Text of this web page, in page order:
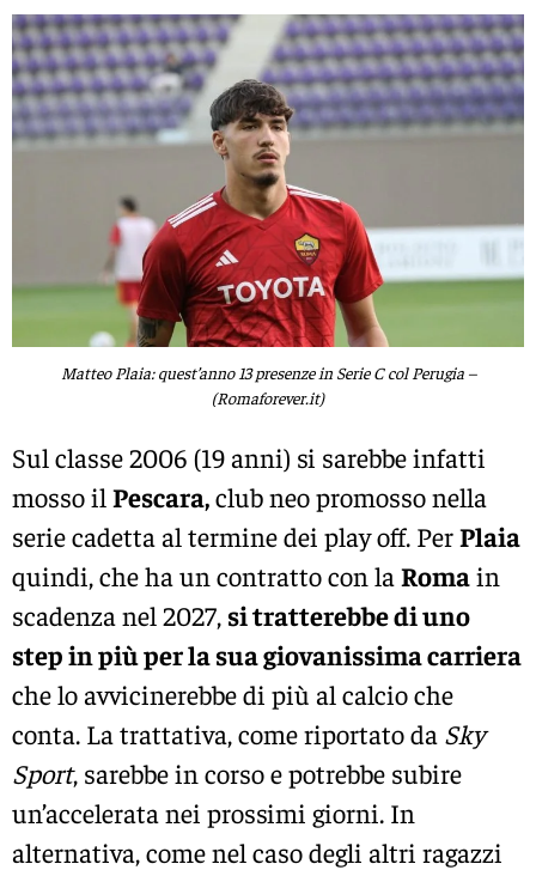
Matteo Plaia: quest’anno 13 presenze in Serie C col Perugia –
(Romaforever.it)
Sul classe 2006 (19 anni) si sarebbe infatti
mosso il Pescara,club neo promosso nella
serie cadetta al termine dei play off. PerPlaia
quindi, che ha un contratto con la Romain
scadenza nel 2027, si tratterebbe di uno
step in più per la sua giovanissima carriera
che lo avvicinerebbe di più al calcio che
conta. La trattativa, come riportato da Sky
Sport, sarebbe in corso e potrebbe subire
un’accelerata nei prossimi giorni. In
alternativa, come nel caso degli altri ragazzi